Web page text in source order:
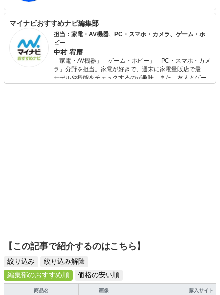
ボードゲームメディア（編集長）、レトロゲームメディア
（副編集長）などを手がける。ゲーム業界歴約40年。
マイナビおすすめナビ編集部
担当：家電・AV機器、PC・スマホ・カメラ、ゲーム・ホ
ビー
中村 宥磨
「家電・AV機器」「ゲーム・ホビー」「PC・スマホ・カメ
ラ」分野を担当。家電が好きで、週末に家電量販店で最新
モデルや機能をチェックするのが趣味。また、友人とゲー
ムを楽しみながら、新作タイトルやイベント情報もいち早
【この記事で紹介するのはこちら】
絞り込み
絞り込み解除
編集部のおすすめ順
価格の安い順
商品名 画像 購入サイト